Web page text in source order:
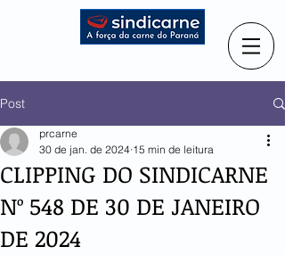
Post
CLIPPING DO SINDICARNE
Nº 548 DE 30 DE JANEIRO
DE 2024
prcarne
30 de jan. de 2024 15 min de leitura